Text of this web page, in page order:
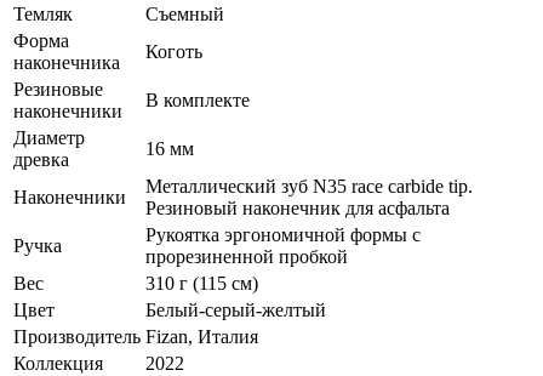
Темляк
Съемный
Форма
наконечника
Коготь
Резиновые
наконечники
В комплекте
Диаметр
древка
16 мм
Наконечники
Металлический зуб N35 race carbide tip.
Резиновый наконечник для асфальта
Ручка
Рукоятка эргономичной формы с
прорезиненной пробкой
Вес
310 г (115 см)
Цвет
Белый-серый-желтый
Производитель Fizan, Италия
Коллекция
2022